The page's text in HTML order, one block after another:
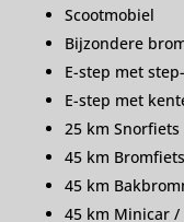
Scootmobiel
Bijzondere
E-step met
E-step met
25 km Snorfiets
45 km Bromfiets
45 km
45 km Minicar /